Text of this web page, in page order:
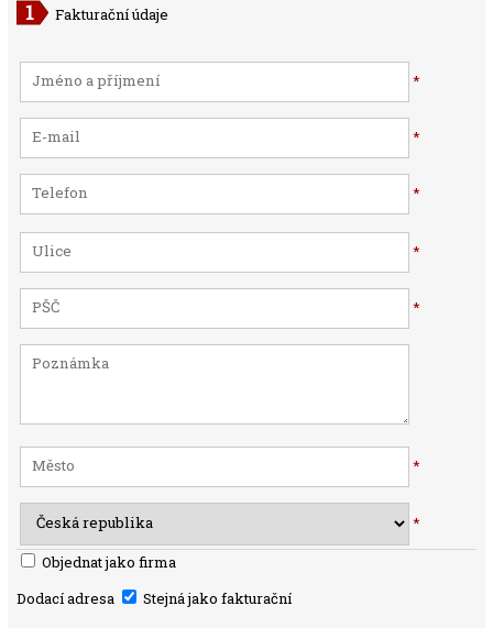
Fakturační údaje
*
*
*
*
*
*
*
Objednat jako firma
Dodací adresa
Stejná jako fakturační